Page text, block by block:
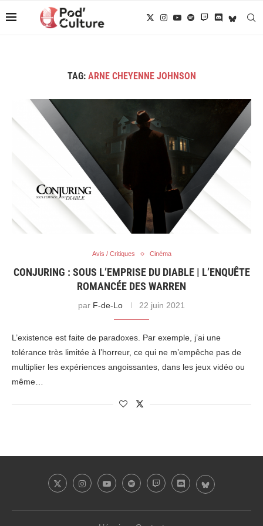
TAG: ARNE CHEYENNE JOHNSON
Avis / Critiques Cinéma
CONJURING : SOUS L’EMPRISE DU DIABLE | L’ENQUÊTE
ROMANCÉE DES WARREN
par F-de-Lo 22 juin 2021
L’existence est faite de paradoxes. Par exemple, j’ai une
tolérance très limitée à l’horreur, ce qui ne m’empêche pas de
multiplier les expériences angoissantes, dans les jeux vidéo ou
même…